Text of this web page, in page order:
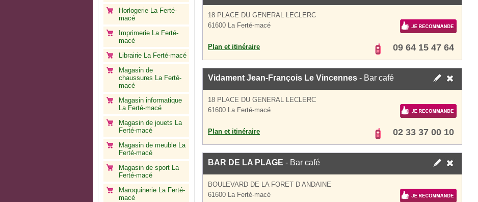
Horlogerie La Ferté-
macé
Imprimerie La Ferté-
macé
Librairie La Ferté-macé
Magasin de
chaussures La Ferté-
macé
Magasin informatique
La Ferté-macé
Magasin de jouets La
Ferté-macé
Magasin de meuble La
Ferté-macé
Magasin de sport La
Ferté-macé
Maroquinerie La Ferté-
macé
18 PLACE DU GENERAL LECLERC
61600 La Ferté-macé
Plan et itinéraire 09 64 15 47 64
Vidament Jean-François Le Vincennes - Bar café
18 PLACE DU GENERAL LECLERC
61600 La Ferté-macé
Plan et itinéraire 02 33 37 00 10
BAR DE LA PLAGE - Bar café
BOULEVARD DE LA FORET D ANDAINE
61600 La Ferté-macé